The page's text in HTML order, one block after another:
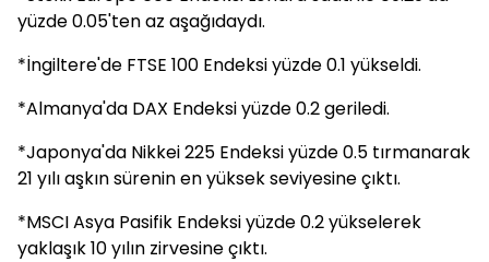
yüzde 0.05'ten az aşağıdaydı.
*İngiltere'de FTSE 100 Endeksi yüzde 0.1 yükseldi.
*Almanya'da DAX Endeksi yüzde 0.2 geriledi.
*Japonya'da Nikkei 225 Endeksi yüzde 0.5 tırmanarak
21 yılı aşkın sürenin en yüksek seviyesine çıktı.
*MSCI Asya Pasifik Endeksi yüzde 0.2 yükselerek
yaklaşık 10 yılın zirvesine çıktı.